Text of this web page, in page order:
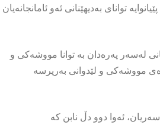
توانای بەدیهێنانی ئەو ئامانجانەیان
لەسەر پەرەدان بە توانا مووشەکی و
مووشەکی و لێدوانی بەرپرسە
ئەوا دوو دڵ نابن کە